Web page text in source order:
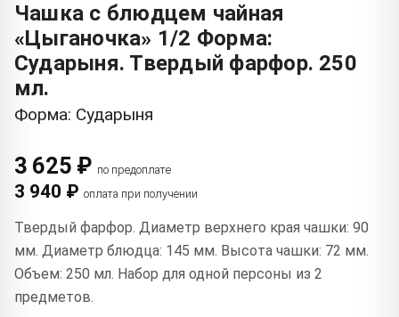
Чашка с блюдцем чайная
«Цыганочка» 1/2 Форма:
Сударыня. Твердый фарфор. 250
мл.
Форма: Сударыня
3 625 ₽ по предоплате
3 940 ₽ оплата при получении
Твердый фарфор. Диаметр верхнего края чашки: 90
мм. Диаметр блюдца: 145 мм. Высота чашки: 72 мм.
Объем: 250 мл. Набор для одной персоны из 2
предметов.